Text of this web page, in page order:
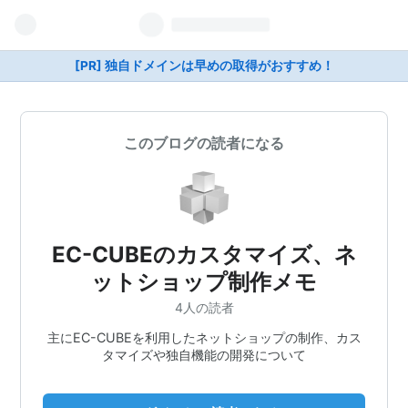
[PR] 独自ドメインは早めの取得がおすすめ！
このブログの読者になる
EC-CUBEのカスタマイズ、ネ
ットショップ制作メモ
4人の読者
主にEC-CUBEを利用したネットショップの制作、カス
タマイズや独自機能の開発について